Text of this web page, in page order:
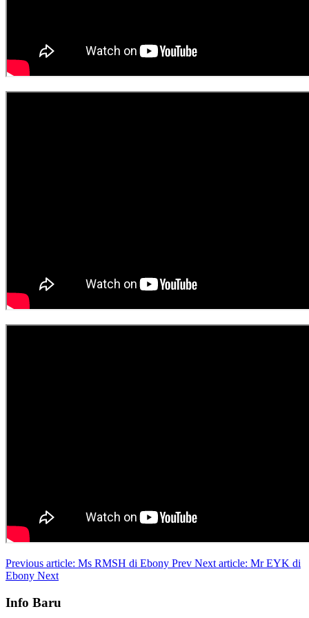
Previous article: Ms RMSH di Ebony Prev Next article: Mr EYK di
Ebony Next
Info Baru